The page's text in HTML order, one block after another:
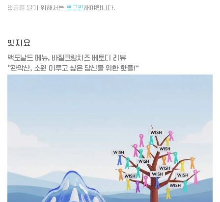
댓글을 달기 위해서는 로그인해야합니다.
잇지요
맥도날드 메뉴, 바질크림치즈 베토디 리뷰
“관악산, 소원 이루고 싶은 당신을 위한 핫플!”